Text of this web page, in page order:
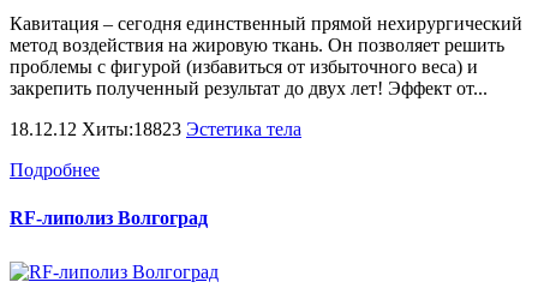
Кавитация – сегодня единственный прямой нехирургический
метод воздействия на жировую ткань. Он позволяет решить
проблемы с фигурой (избавиться от избыточного веса) и
закрепить полученный результат до двух лет! Эффект от...
18.12.12 Хиты:18823 Эстетика тела
Подробнее
RF-липолиз Волгоград